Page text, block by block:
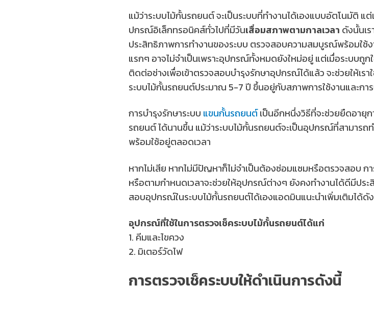
แม้ว่าระบบไม้กั้นรถยนต์ จะเป็นระบบที่ทำงานได้เองแบบอัตโนมัติ
ปกรณ์อิเล็กทรอนิคส์ทั่วไปที่มีวันเสื่อมสภาพตามกาลเวลา ดังนั้นเ
ประสิทธิภาพการทำงานของระบบ ตรวจสอบความสมบูรณ์พร้อมใ
แรกๆ อาจไม่จำเป็นเพราะอุปกรณ์ทั้งหมดยังใหม่อยู่ แต่เมื่อระบบถูก
ติดต่อช่างเพื่อเข้าตรวจสอบบำรุงรักษาอุปกรณ์ได้แล้ว จะช่วยให้เร
ระบบไม้กั้นรถยนต์ประมาณ 5-7 ปี ขึ้นอยู่กับสภาพการใช้งานและกา
การบำรุงรักษาระบบ แขนกั้นรถยนต์เป็นอีกหนึ่งวิธีที่จะช่วยยืดอายุก
รถยนต์ ได้นานขึ้น แม้ว่าระบบไม้กั้นรถยนต์จะเป็นอุปกรณ์ที่สามาร
พร้อมใช้อยู่ตลอดเวลา
หากไม่เสีย หากไม่มีปัญหาก็ไม่จำเป็นต้องซ่อมแซมหรือตรวจสอบ
หรือตามกำหนดเวลาจะช่วยให้อุปกรณ์ต่างๆ ยังคงทำงานได้ดีมีปร
สอบอุปกรณ์ในระบบไม้กั้นรถยนต์ได้เองแอดมินแนะนำเพิ่มเติมได้ดั
อุปกรณ์ที่ใช้ในการตรวจเช็คระบบไม้กั้นรถยนต์ได้แก่
1. คีมและไขควง
2. มิเตอร์วัดไฟ
การตรวจเช็คระบบให้ดำเนินการดังนี้